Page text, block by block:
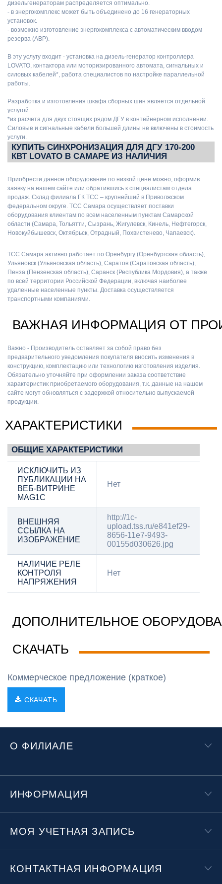
дизельгенераторам распределяется оптимально.
- в энергокомплекс может быть объединено до 16 генераторных
установок.
- возможно изготовление энергокомплекса с автоматическим вводом
резерва (АВР).
В эту услугу входит - установка на дизель-генератор контроллера
LOVATO, контактора или моторизированного автомата, сигнальных и
силовых кабелей*, работа специалистов по настройке параллельной
работы.
Разработка и изготовления шкафа сборных шин является отдельной
услугой.
*из расчета для двух стоящих рядом ДГУ в контейнерном исполнении.
Силовые и сигнальные кабели большей длины не включены в стоимость
услуги.
КУПИТЬ СИНХРОНИЗАЦИЯ ДЛЯ ДГУ 170-200
КВТ LOVATO В САМАРЕ ИЗ НАЛИЧИЯ
Приобрести данное оборудование по низкой цене можно, оформив
заявку на нашем сайте или обратившись к специалистам отдела
продаж. Склад филиала ГК ТСС – крупнейший в Приволжском
федеральном округе. ТСС Самара осуществляет поставки
оборудования клиентам по всем населенным пунктам Самарской
области (Самара, Тольятти, Сызрань, Жигулевск, Кинель, Нефтегорск,
Новокуйбышевск, Октябрьск, Отрадный, Похвистенево, Чапаевск).
ТСС Самара активно работает по Оренбургу (Оренбургская область),
Ульяновск (Ульяновская область), Саратов (Саратовская область),
Пенза (Пензенская область), Саранск (Республика Мордовия), а также
по всей территории Российской Федерации, включая наиболее
удаленные населенные пункты. Доставка осуществляется
транспортными компаниями.
ВАЖНАЯ ИНФОРМАЦИЯ ОТ
Важно - Производитель оставляет за собой право без
предварительного уведомления покупателя вносить изменения в
конструкцию, комплектацию или технологию изготовления изделия.
Обязательно уточняйте при оформлении заказа соответствие
характеристик приобретаемого оборудования, т.к. данные на нашем
сайте могут обновляться с задержкой относительно выпускаемой
продукции.
ХАРАКТЕРИСТИКИ
ОБЩИЕ ХАРАКТЕРИСТИКИ
ИСКЛЮЧИТЬ ИЗ
ПУБЛИКАЦИИ НА
ВЕБ-ВИТРИНЕ
MAG1C
Нет
ВНЕШНЯЯ
ССЫЛКА НА
ИЗОБРАЖЕНИЕ
http://1c-
upload.tss.ru/e841ef29-
8656-11e7-9493-
00155d030626.jpg
НАЛИЧИЕ РЕЛЕ
КОНТРОЛЯ
НАПРЯЖЕНИЯ
Нет
ДОПОЛНИТЕЛЬНОЕ
СКАЧАТЬ
Коммерческое предложение (краткое)
СКАЧАТЬ
О ФИЛИАЛЕ
ИНФОРМАЦИЯ
МОЯ УЧЕТНАЯ ЗАПИСЬ
КОНТАКТНАЯ ИНФОРМАЦИЯ